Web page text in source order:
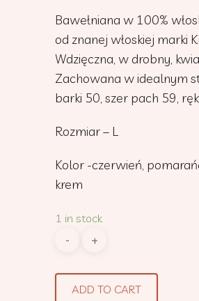
Bawełniana w 100%
od znanej włoskiej marki
Wdzięczna, w drobny,
Zachowana w idealnym
barki 50, szer pach 59,
Rozmiar – L
Kolor -czerwień,
krem
1 in stock
ADD TO CART